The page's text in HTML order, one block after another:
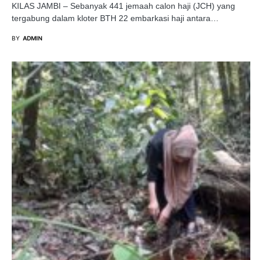
KILAS JAMBI – Sebanyak 441 jemaah calon haji (JCH) yang
tergabung dalam kloter BTH 22 embarkasi haji antara…
BY ADMIN